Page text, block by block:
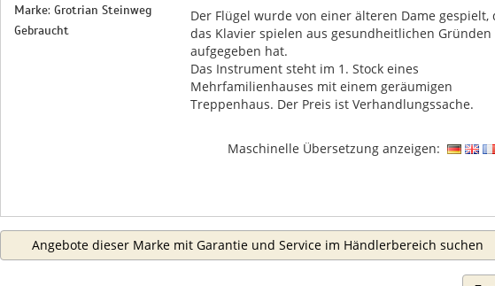
Marke: Grotrian Steinweg
Gebraucht
Der Flügel wurde von einer älteren Dame gespielt,
das Klavier spielen aus gesundheitlichen Gründen
aufgegeben hat.
Das Instrument steht im 1. Stock eines
Mehrfamilienhauses mit einem geräumigen
Treppenhaus. Der Preis ist Verhandlungssache.
Maschinelle Übersetzung anzeigen:
Angebote dieser Marke mit Garantie und Service im Händlerbereich suchen